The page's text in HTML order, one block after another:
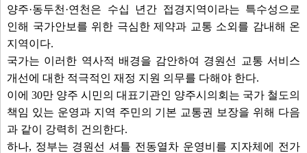
양주·동두천·연천은 수십 년간 접경지역이라는 특수성으로
인해 국가안보를 위한 극심한 제약과 교통 소외를 감내해 온
지역이다.
국가는 이러한 역사적 배경을 감안하여 경원선 교통 서비스
개선에 대한 적극적인 재정 지원 의무를 다해야 한다.
이에 30만 양주 시민의 대표기관인 양주시의회는 국가 철도의
책임 있는 운영과 지역 주민의 기본 교통권 보장을 위해 다음
과 같이 강력히 건의한다.
하나, 정부는 경원선 셔틀 전동열차 운영비를 지자체에 전가